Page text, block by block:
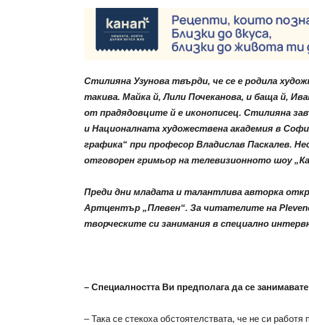
Стилияна Узунова твърди, че се е родила
такива. Майка й, Лили Почеканова, и баща й,
от прадядовците й е иконописец. Стилияна
и Националната художествена академия в
графика“ при професор Владислав Паскалев.
отговорен гримьор на телевизионното шоу
Преди дни младата и талантлива авторка
Артцентър „Плевен“. За читателите на
творческите си занимания в специално
– Специалността Ви предполага да се
– Така се стекоха обстоятелствата, че не си работя